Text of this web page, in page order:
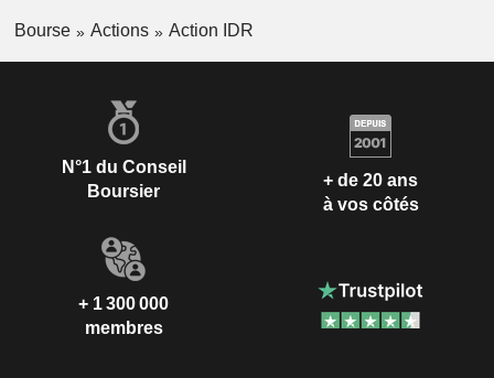
Bourse Actions Action IDR
N°1 du Conseil
Boursier
+ de 20 ans
à vos côtés
+ 1 300 000
membres